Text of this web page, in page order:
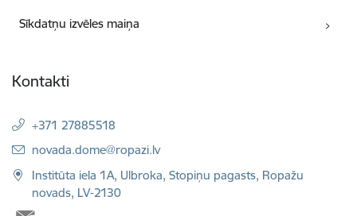
Sīkdatņu izvēles maiņa
Kontakti
+371 27885518
E-pasts:
novada.dome@ropazi.lv
Institūta iela 1A, Ulbroka, Stopiņu pagasts, Ropažu
novads, LV-2130